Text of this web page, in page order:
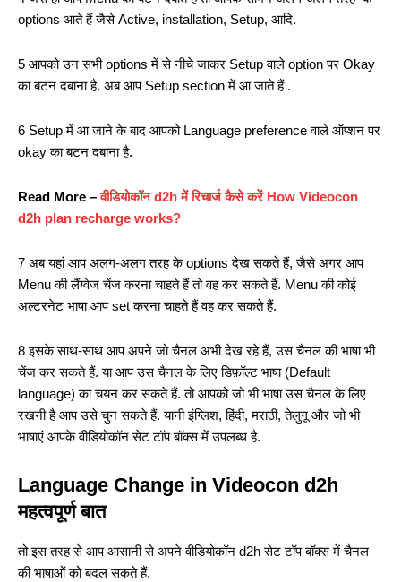
options आते हैं जैसे Active, installation, Setup, आदि.
5 आपको उन सभी options में से नीचे जाकर Setup वाले option पर Okay
का बटन दबाना है. अब आप Setup section में आ जाते हैं .
6 Setup में आ जाने के बाद आपको Language preference वाले ऑप्शन पर
okay का बटन दबाना है.
Read More –वीडियोकॉन d2h में रिचार्ज कैसे करें How Videocon
d2h plan recharge works?
7 अब यहां आप अलग-अलग तरह के options देख सकते हैं, जैसे अगर आप
Menu की लैंग्वेज चेंज करना चाहते हैं तो वह कर सकते हैं. Menu की कोई
अल्टरनेट भाषा आप set करना चाहते हैं वह कर सकते हैं.
8 इसके साथ-साथ आप अपने जो चैनल अभी देख रहे हैं, उस चैनल की भाषा भी
चेंज कर सकते हैं. या आप उस चैनल के लिए डिफ़ॉल्ट भाषा (Default
language) का चयन कर सकते हैं. तो आपको जो भी भाषा उस चैनल के लिए
रखनी है आप उसे चुन सकते हैं. यानी इंग्लिश, हिंदी, मराठी, तेलुगू और जो भी
भाषाएं आपके वीडियोकॉन सेट टॉप बॉक्स में उपलब्ध है.
Language Change in Videocon d2h
महत्वपूर्ण बात
तो इस तरह से आप आसानी से अपने वीडियोकॉन d2h सेट टॉप बॉक्स में चैनल
की भाषाओं को बदल सकते हैं.